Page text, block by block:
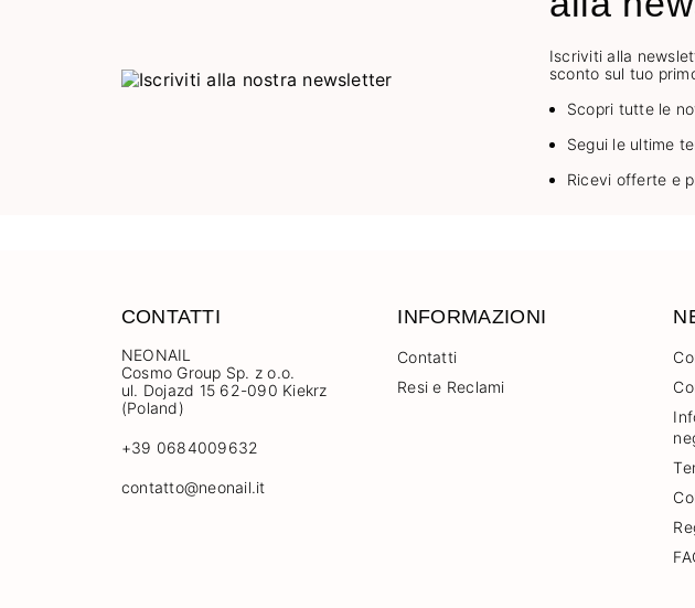
Iscriviti alla
sconto sul tuo
Scopri tutte le
Segui le ultime
Ricevi offerte e
CONTATTI
NEONAIL
Cosmo Group Sp. z o.o.
ul. Dojazd 15 62-090 Kiekrz
(Poland)
+39 0684009632
contatto@neonail.it
INFORMAZIONI
Contatti
Resi e Reclami